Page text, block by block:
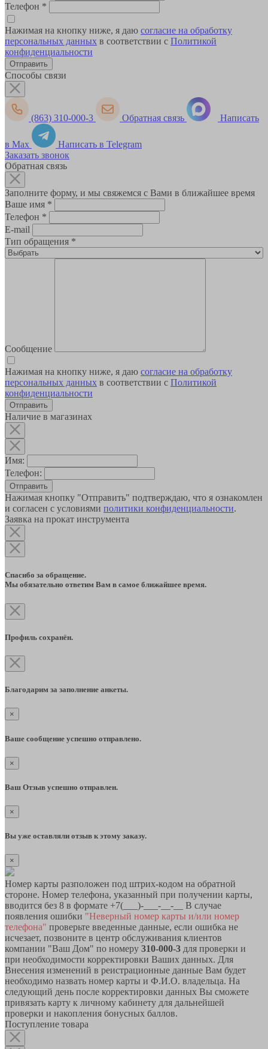
Телефон *
Нажимая на кнопку ниже, я даю согласие на обработку
персональных данных в соответствии с Политикой
конфиденциальности
Способы связи
(863) 310-000-3 Обратная связь Написать
в Max
Написать в Telegram
Заказать звонок
Обратная связь
Заполните форму, и мы свяжемся с Вами в ближайшее время
Ваше имя *
Телефон *
E-mail
Тип обращения *
Сообщение
Нажимая на кнопку ниже, я даю согласие на обработку
персональных данных в соответствии с Политикой
конфиденциальности
Наличие в магазинах
Имя:
Телефон:
Отправить
Нажимая кнопку "Отправить" подтверждаю, что я ознакомлен
и согласен с условиями политики конфиденциальности.
Заявка на прокат инструмента
Спасибо за обращение.
Мы обязательно ответим Вам в самое ближайшее время.
Профиль сохранён.
Благодарим за заполнение анкеты.
×
Ваше сообщение успешно отправлено.
×
Ваш Отзыв успешно отправлен.
×
Вы уже оставляли отзыв к этому заказу.
×
Номер карты разположен под штрих-кодом на обратной
стороне. Номер телефона, указанный при получении карты,
вводится без 8 в формате +7(___)-___-__-__ В случае
появления ошибки "Неверный номер карты и/или номер
телефона" проверьте введенные данные, если ошибка не
исчезает, позвоните в центр обслуживания клиентов
компании "Ваш Дом" по номеру 310-000-3 для проверки и
при необходимости корректировки Ваших данных. Для
Внесения изменений в реистрационные данные Вам будет
необходимо назвать номер карты и Ф.И.О. владельца. На
следующий день после корректировки данных Вы сможете
привязать карту к личному кабинету для дальнейшей
проверки и накопления бонусных баллов.
Поступление товара